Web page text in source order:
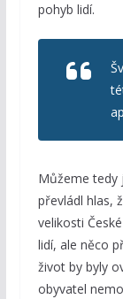
pohyb lidí.
Můžeme tedy
převládl hlas,
velikosti
lidí, ale něco
život by byly
obyvatel